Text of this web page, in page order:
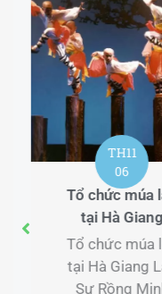
TH4
Khóa học võ thuật
ở Quận Bắc Từ
Liêm Hà Nội
Khóa học võ thuật
ở Quận Bắc Từ
Liêm Hà Nội Võ
thuật tự vệ luôn là
một chủ đề ...